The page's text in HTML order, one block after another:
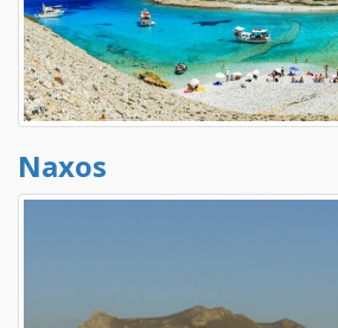
Naxos